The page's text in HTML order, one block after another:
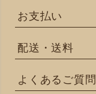
お支払い
配送・送料
よくあるご質問